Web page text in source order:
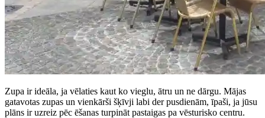
Zupa ir ideāla, ja vēlaties kaut ko vieglu, ātru un ne dārgu. Mājas
gatavotas zupas un vienkārši šķīvji labi der pusdienām, īpaši, ja jūsu
plāns ir uzreiz pēc ēšanas turpināt pastaigas pa vēsturisko centru.